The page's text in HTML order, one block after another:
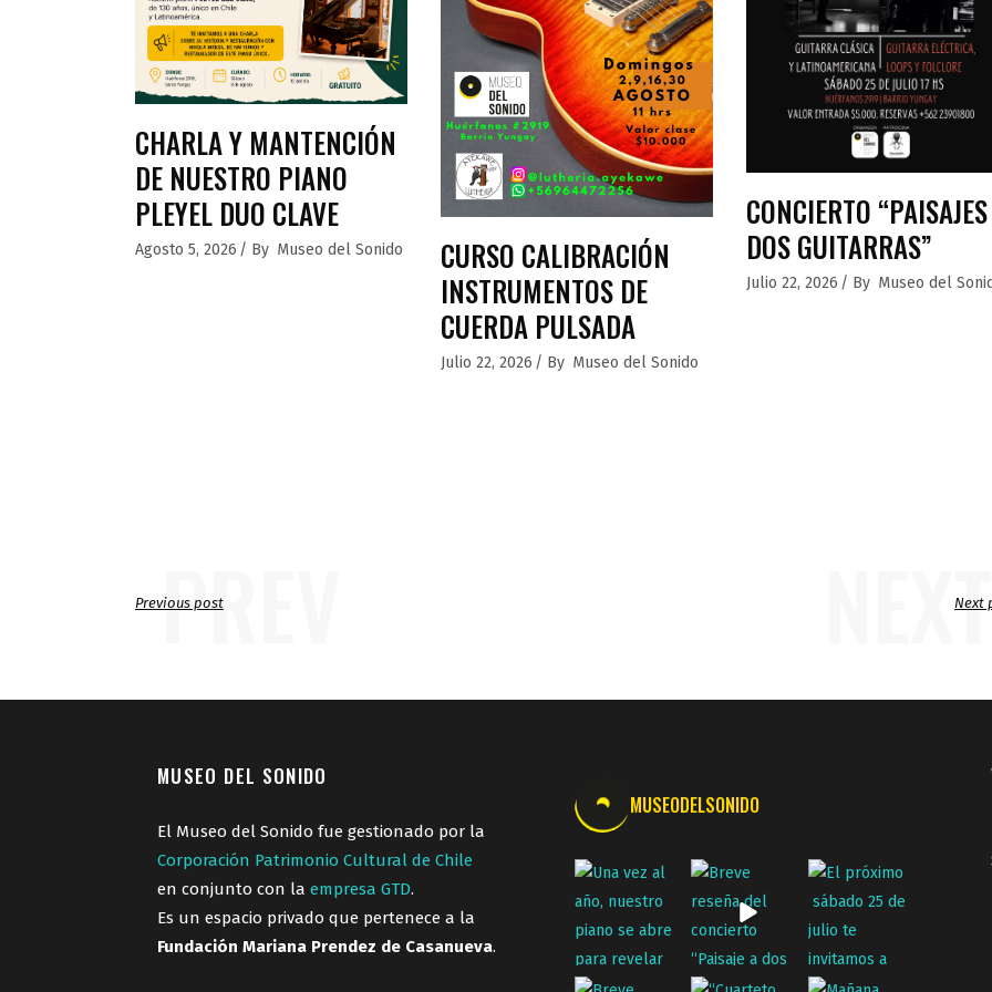
CHARLA Y MANTENCIÓN
DE NUESTRO PIANO
PLEYEL DUO CLAVE
Agosto 5, 2026 By Museo del Sonido
CURSO CALIBRACIÓN
INSTRUMENTOS DE
CUERDA PULSADA
Julio 22, 2026 By Museo del Sonido
CONCIERTO
DOS GUITARRAS”
Julio 22, 2026 By Museo del
PREV
Previous post NEXT
Next
MUSEO DEL SONIDO
El Museo del Sonido fue gestionado por la
Corporación Patrimonio Cultural de Chile
en conjunto con la empresa GTD.
Es un espacio privado que pertenece a la
Fundación Mariana Prendez de Casanueva.
MUSEODELSONIDO